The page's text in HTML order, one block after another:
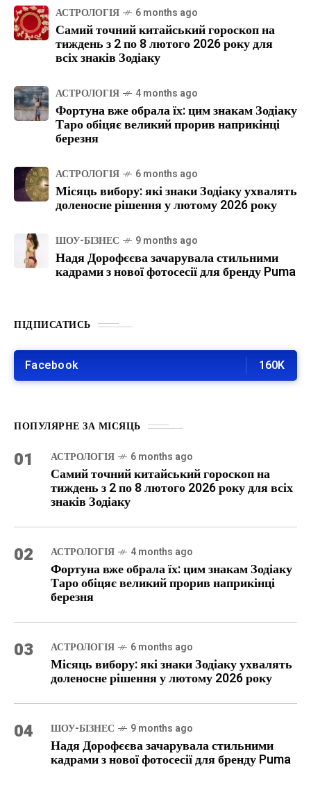
АСТРОЛОГІЯ 6 months ago
Самий точний китайський гороскоп на
тиждень з 2 по 8 лютого 2026 року для
всіх знаків Зодіаку
АСТРОЛОГІЯ 4 months ago
Фортуна вже обрала їх: цим знакам Зодіаку
Таро обіцяє великий прорив наприкінці
березня
АСТРОЛОГІЯ 6 months ago
Місяць вибору: які знаки Зодіаку ухвалять
доленосне рішення у лютому 2026 року
ШОУ-БІЗНЕС 9 months ago
Надя Дорофєєва зачарувала стильними
кадрами з нової фотосесії для бренду Puma
ПІДПИСАТИСЬ
Facebook 160K
ПОПУЛЯРНЕ ЗА МІСЯЦЬ
01 АСТРОЛОГІЯ 6 months ago
Самий точний китайський гороскоп на
тиждень з 2 по 8 лютого 2026 року для всіх
знаків Зодіаку
02 АСТРОЛОГІЯ 4 months ago
Фортуна вже обрала їх: цим знакам Зодіаку
Таро обіцяє великий прорив наприкінці
березня
03 АСТРОЛОГІЯ 6 months ago
Місяць вибору: які знаки Зодіаку ухвалять
доленосне рішення у лютому 2026 року
04 ШОУ-БІЗНЕС 9 months ago
Надя Дорофєєва зачарувала стильними
кадрами з нової фотосесії для бренду Puma